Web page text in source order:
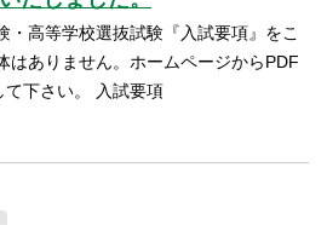
・高等学校選抜試験『入試要項』をこ
はありません。ホームページからPDF
て下さい。 入試要項